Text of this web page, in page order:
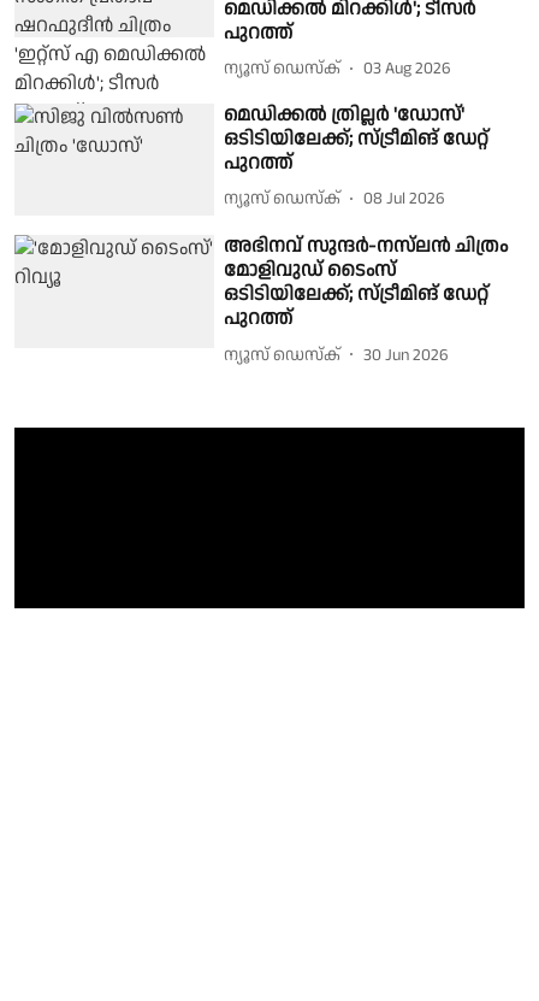
മെഡിക്കൽ മിറക്കിൾ'; ടീസർ
പുറത്ത്
ന്യൂസ് ഡെസ്ക് 03 Aug 2026
മെഡിക്കൽ ത്രില്ലർ 'ഡോസ്'
ഒടിടിയിലേക്ക്; സ്ട്രീമിങ് ഡേറ്റ്
പുറത്ത്
ന്യൂസ് ഡെസ്ക് 08 Jul 2026
അഭിനവ് സുന്ദർ-നസ്‌ലൻ ചിത്രം
മോളിവുഡ് ടൈംസ്
ഒടിടിയിലേക്ക്; സ്ട്രീമിങ് ഡേറ്റ്
പുറത്ത്
ന്യൂസ് ഡെസ്ക് 30 Jun 2026